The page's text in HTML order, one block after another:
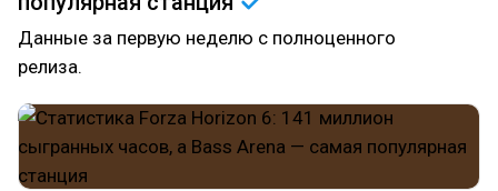
Данные за первую неделю с полноценного
релиза.